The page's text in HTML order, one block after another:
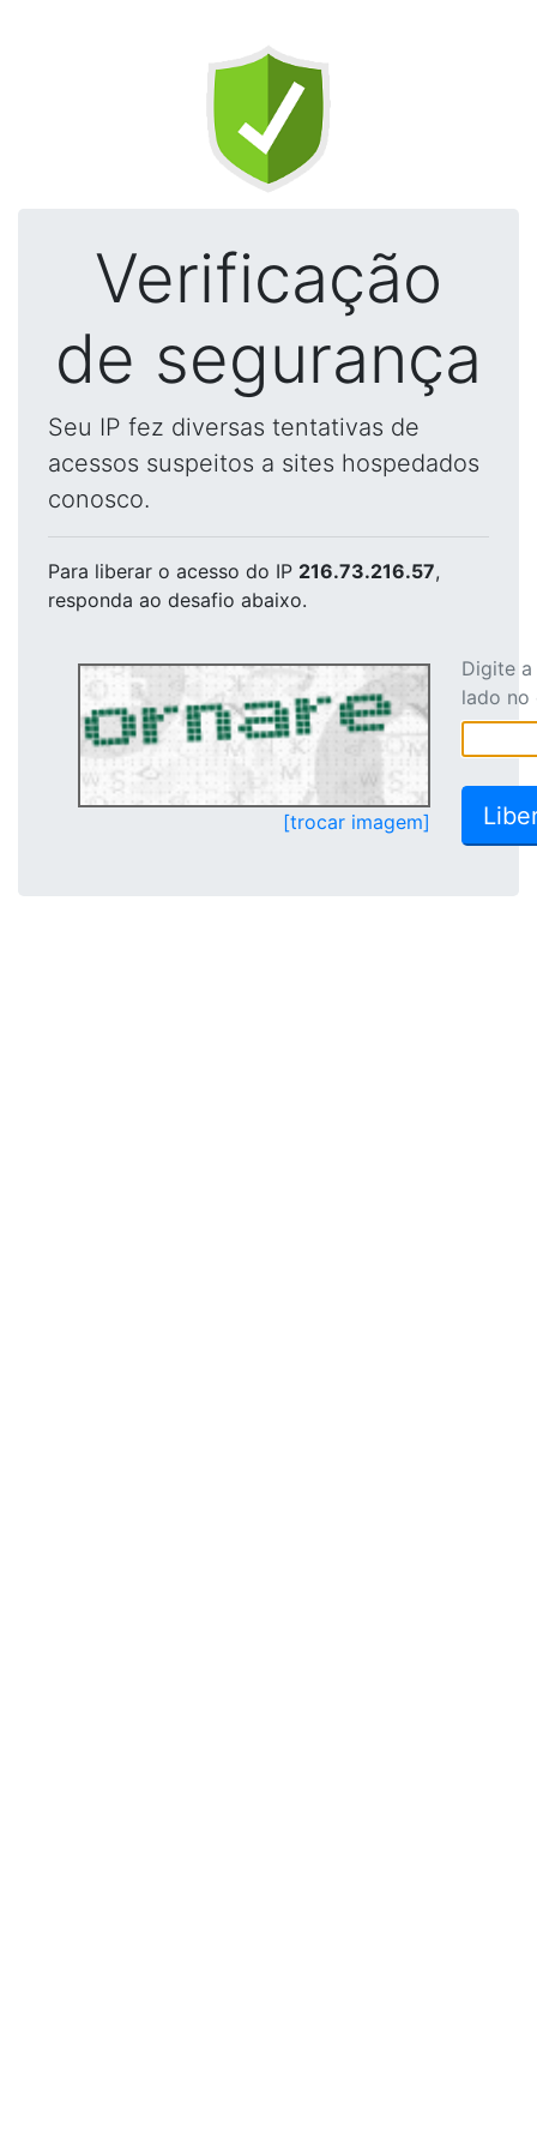
Verificação
de segurança
Seu IP fez diversas tentativas de
acessos suspeitos a sites hospedados
conosco.
Para liberar o acesso do IP 216.73.216.57,
responda ao desafio abaixo.
[trocar imagem]
Digite
lado no